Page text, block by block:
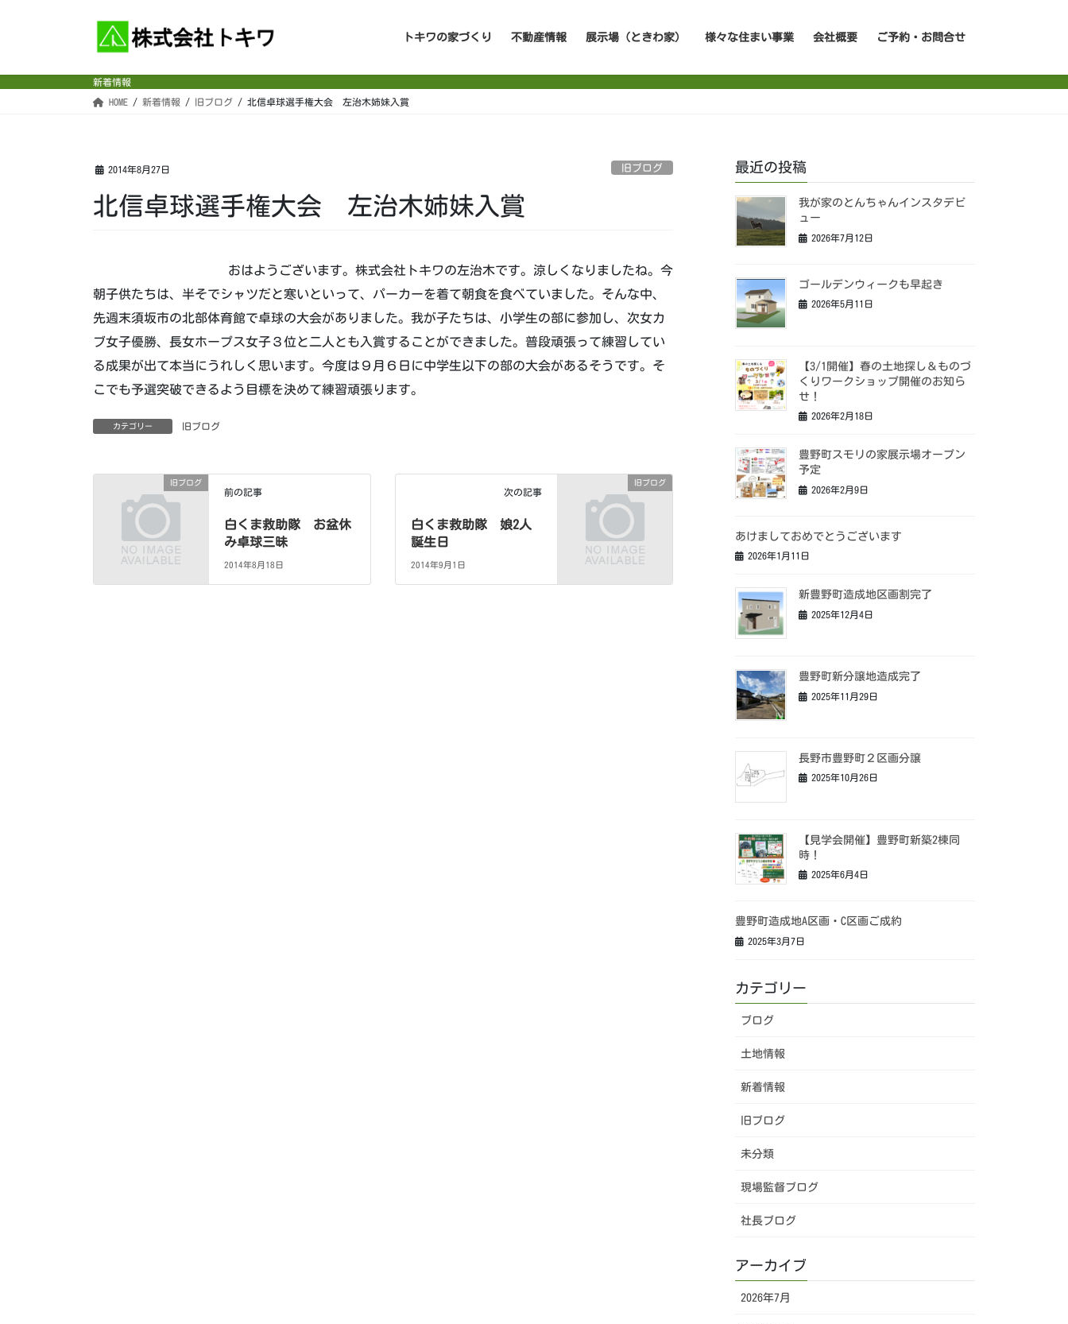
トキワの家づくり 不動産情報 展示場（ときわ家） 様々な住まい事業 会社概要 ご予約・お問合せ
新着情報
HOME 新着情報 旧ブログ 北信卓球選手権大会 左治木姉妹入賞
2014年8月27日 旧ブログ
北信卓球選手権大会 左治木姉妹入賞
おはようございます。株式会社トキワの左治木です。涼しくなりましたね。今
朝子供たちは、半そでシャツだと寒いといって、パーカーを着て朝食を食べていました。そんな中、
先週末須坂市の北部体育館で卓球の大会がありました。我が子たちは、小学生の部に参加し、次女カ
ブ女子優勝、長女ホープス女子３位と二人とも入賞することができました。普段頑張って練習してい
る成果が出て本当にうれしく思います。今度は９月６日に中学生以下の部の大会があるそうです。そ
こでも予選突破できるよう目標を決めて練習頑張ります。
カテゴリー 旧ブログ
旧ブログ
前の記事
白くま救助隊 お盆休
み卓球三昧
2014年8月18日
旧ブログ
次の記事
白くま救助隊 娘2人
誕生日
2014年9月1日
最近の投稿
我が家のとんちゃんインスタデビ
ュー
2026年7月12日
ゴールデンウィークも早起き
2026年5月11日
【3/1開催】春の土地探し＆ものづ
くりワークショップ開催のお知ら
せ！
2026年2月18日
豊野町スモリの家展示場オープン
予定
2026年2月9日
あけましておめでとうございます
2026年1月11日
新豊野町造成地区画割完了
2025年12月4日
豊野町新分譲地造成完了
2025年11月29日
長野市豊野町２区画分譲
2025年10月26日
【見学会開催】豊野町新築2棟同
時！
2025年6月4日
豊野町造成地A区画・C区画ご成約
2025年3月7日
カテゴリー
ブログ
土地情報
新着情報
旧ブログ
未分類
現場監督ブログ
社長ブログ
アーカイブ
2026年7月